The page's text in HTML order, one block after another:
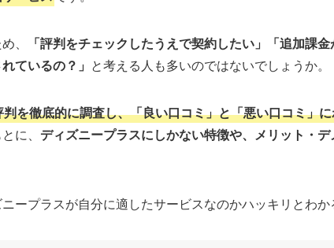
、
「評判をチェックしたうえで契約したい」「追加課
ているの？」 と考える人も多いのではないでしょうか。
を徹底的に調査し、「良い口コミ」と「悪い口コミ」
に、 ディズニープラスにしかない特徴や、メリット・デ
ープラスが自分に適したサービスなのかハッキリとわか